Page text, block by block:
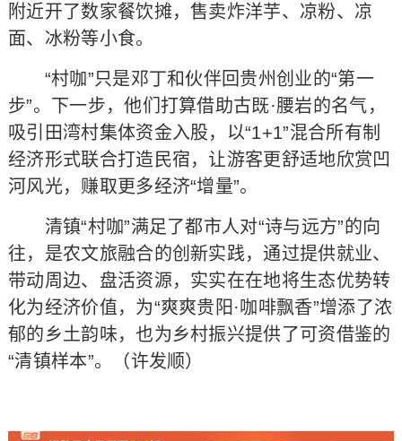
附近开了数家餐饮摊，售卖炸洋芋、凉粉、凉
面、冰粉等小食。
“村咖”只是邓丁和伙伴回贵州创业的“第一
步”。下一步，他们打算借助古既·腰岩的名气，
吸引田湾村集体资金入股，以“1+1”混合所有制
经济形式联合打造民宿，让游客更舒适地欣赏凹
河风光，赚取更多经济“增量”。
清镇“村咖”满足了都市人对“诗与远方”的向
往，是农文旅融合的创新实践，通过提供就业、
带动周边、盘活资源，实实在在地将生态优势转
化为经济价值，为“爽爽贵阳·咖啡飘香”增添了浓
郁的乡土韵味，也为乡村振兴提供了可资借鉴的
“清镇样本”。（许发顺）